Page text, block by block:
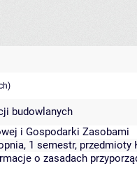
budowlanych
i Gospodarki Zasobami
1 semestr, przedmioty
o zasadach